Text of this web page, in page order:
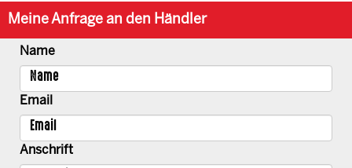
Meine Anfrage an den Händler
Name
Email
Anschrift